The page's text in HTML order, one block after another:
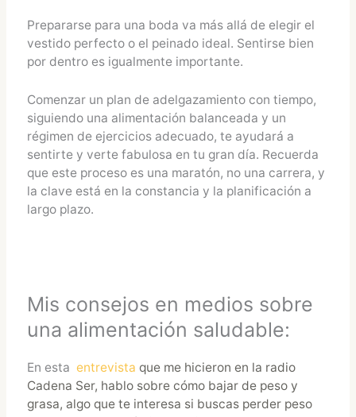
Prepararse para una boda va más allá de elegir el
vestido perfecto o el peinado ideal. Sentirse bien
por dentro es igualmente importante.
Comenzar un plan de adelgazamiento con tiempo,
siguiendo una alimentación balanceada y un
régimen de ejercicios adecuado, te ayudará a
sentirte y verte fabulosa en tu gran día. Recuerda
que este proceso es una maratón, no una carrera, y
la clave está en la constancia y la planificación a
largo plazo.
Mis consejos en medios sobre
una alimentación saludable:
En esta entrevista que me hicieron en la radio
Cadena Ser, hablo sobre cómo bajar de peso y
grasa, algo que te interesa si buscas perder peso